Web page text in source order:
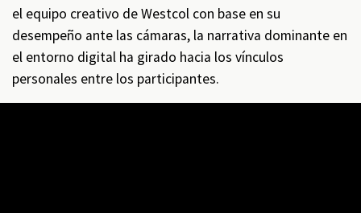
el equipo creativo de Westcol con base en su
desempeño ante las cámaras, la narrativa dominante en
el entorno digital ha girado hacia los vínculos
personales entre los participantes.